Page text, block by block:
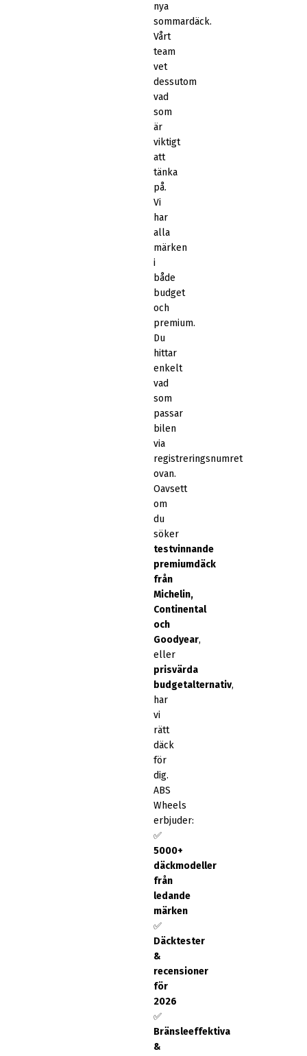
nya
sommardäck.
Vårt
team
vet
dessutom
vad
som
är
viktigt
att
tänka
på.
Vi
har
alla
märken
i
både
budget
och
premium.
Du
hittar
enkelt
vad
som
passar
bilen
via
registreringsnumret
ovan.
Oavsett
om
du
söker
testvinnande
premiumdäck
från
Michelin,
Continental
och
Goodyear,
eller
prisvärda
budgetalternativ,
har
vi
rätt
däck
för
dig.
ABS
Wheels
erbjuder:
✅
5000+
däckmodeller
från
ledande
märken
✅
Däcktester
&
recensioner
för
2026
✅
Bränsleeffektiva
&